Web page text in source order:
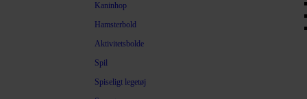
Kaninhop
Hamsterbold
Aktivitetsbolde
Spil
Spiseligt legetøj